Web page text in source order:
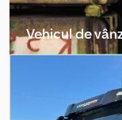
Vehicul de